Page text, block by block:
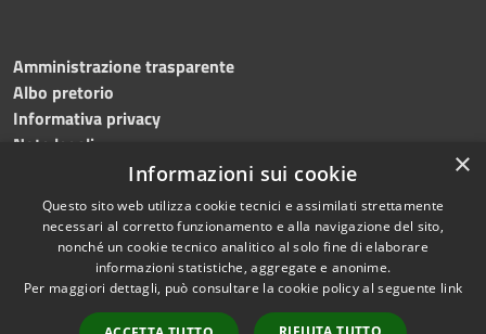
Amministrazione trasparente
Albo pretorio
Informativa privacy
Note legali
Dichiarazione di accessibilità
Accessibilità
Copyright © 2026 • Comune di
Martinengo • Powered by
Municipium• Accesso
×
Informazioni sui cookie
Questo sito web utilizza cookie tecnici e assimilati strettamente
necessari al corretto funzionamento e alla navigazione del sito,
nonché un cookie tecnico analitico al solo fine di elaborare
informazioni statistiche, aggregate e anonime.
Per maggiori dettagli, può consultare la cookie policy al seguente link